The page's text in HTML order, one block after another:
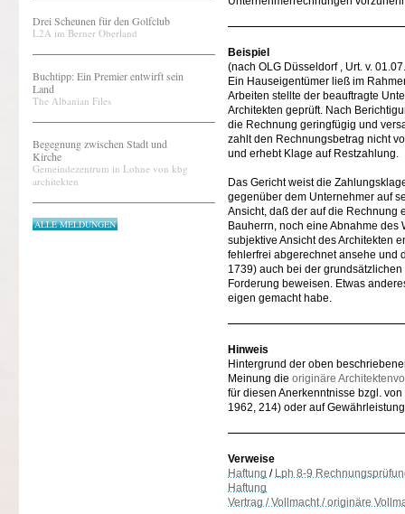
Drei Scheunen für den Golfclub
L2A im Berner Oberland
Buchtipp: Ein Premier entwirft sein
Land
The Albanian Files
Begegnung zwischen Stadt und
Kirche
Gemeindezentrum in Lohne von kbg
architekten
ALLE MELDUNGEN
Beispiel
(nach OLG Düsseldorf , Urt. v.
Ein Hauseigentümer ließ im
Arbeiten stellte der beauftragte
Architekten geprüft. Nach
die Rechnung geringfügig und
zahlt den Rechnungsbetrag nicht
und erhebt Klage auf Restzahlung.
Das Gericht weist die
gegenüber dem Unternehmer auf
Ansicht, daß der auf die Rechnung
Bauherrn, noch eine Abnahme
subjektive Ansicht des Architekten
fehlerfrei abgerechnet ansehe und
1739) auch bei der
Forderung beweisen. Etwas
eigen gemacht habe.
Hinweis
Hintergrund der oben
Meinung die originäre
für diesen Anerkenntnisse bzgl.
1962, 214) oder auf
Verweise
Haftung / Lph 8-9
Haftung
Vertrag / Vollmacht / originäre